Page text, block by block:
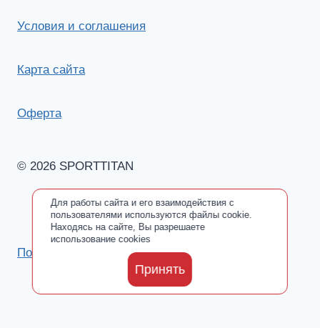
Условия и соглашения
Карта сайта
Оферта
© 2026 SPORTTITAN
Политика обработки персональных данных
Для работы сайта и его взаимодействия с
пользователями используются файлы cookie.
Находясь на сайте, Вы разрешаете
использование cookies
Принять